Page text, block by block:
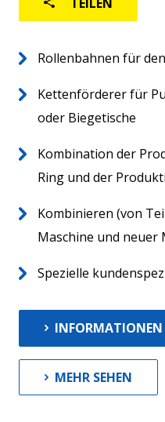
Aktuelles
TEILEN
Rollenbahnen für
Kettenförderer für
oder Biegetische
Kombination der
Ring und der
Kombinieren (von
Maschine und neuer
Spezielle
INFORMATIONEN
MEHR SEHEN